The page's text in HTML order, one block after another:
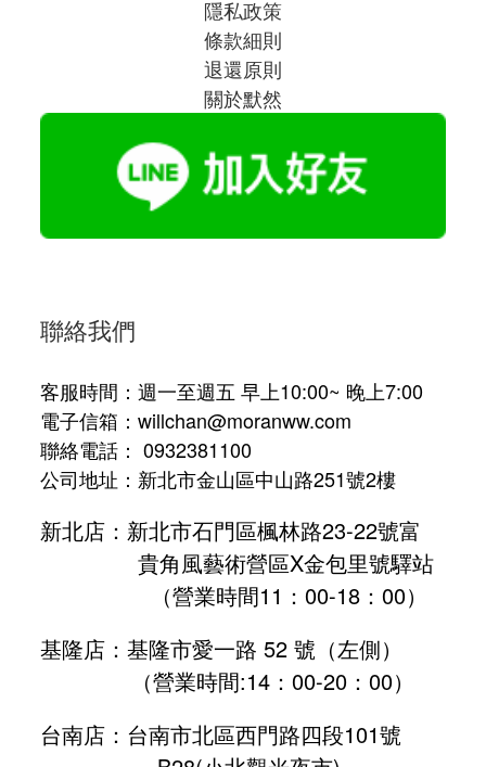
隱私政策
條款細則
退還原則
關於默然
聯絡我們
客服時間：週一至週五 早上10:00~ 晚上7:00
電子信箱：willchan@moranww.com
聯絡電話： 0932381100
公司地址：新北市金山區中山路251號2樓
新北店：新北市石門區楓林路23-22號富
貴角風藝術營區X金包里號驛站
（營業時間11：00-18：00）
基隆店：基隆市愛一路 52 號（左側）
（營業時間:14：00-20：00）
台南店：台南市北區西門路四段101號